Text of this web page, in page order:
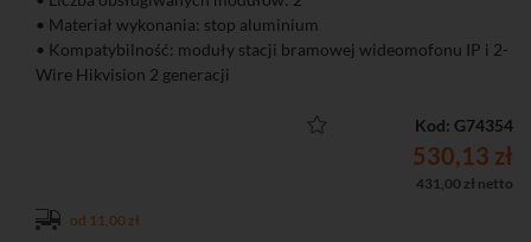
• Materiał wykonania: stop aluminium
• Kompatybilność: moduły stacji bramowej wideomofonu IP i 2-
Wire Hikvision 2 generacji
Kod: G74354
530,13 zł
431,00 zł netto
od 11,00 zł